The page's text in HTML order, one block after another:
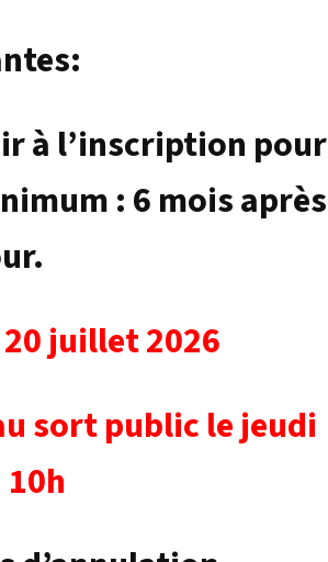
à l’inscription pour
: 6 mois après
20 juillet 2026
sort public le jeudi